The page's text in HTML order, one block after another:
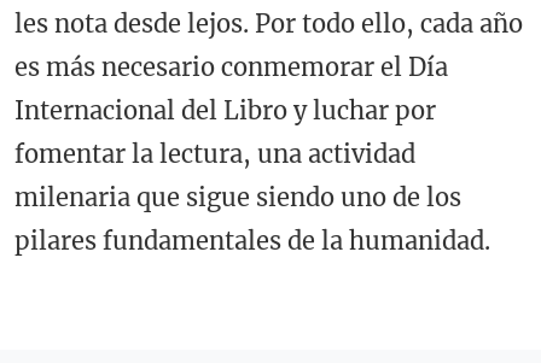
les nota desde lejos. Por todo ello, cada año
es más necesario conmemorar el Día
Internacional del Libro y luchar por
fomentar la lectura, una actividad
milenaria que sigue siendo uno de los
pilares fundamentales de la humanidad.